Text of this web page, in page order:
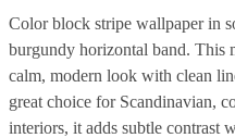
Color block stripe wallpaper in
burgundy horizontal band. This
calm, modern look with clean
great choice for Scandinavian,
interiors, it adds subtle contrast